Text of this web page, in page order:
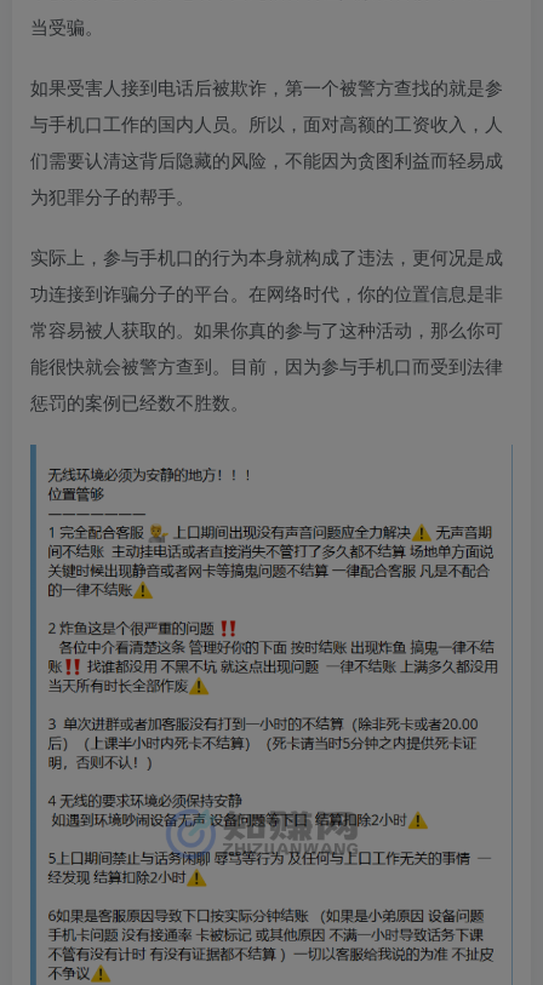
当受骗。
如果受害人接到电话后被欺诈，第一个被警方查找的就是参
与手机口工作的国内人员。所以，面对高额的工资收入，人
们需要认清这背后隐藏的风险，不能因为贪图利益而轻易成
为犯罪分子的帮手。
实际上，参与手机口的行为本身就构成了违法，更何况是成
功连接到诈骗分子的平台。在网络时代，你的位置信息是非
常容易被人获取的。如果你真的参与了这种活动，那么你可
能很快就会被警方查到。目前，因为参与手机口而受到法律
惩罚的案例已经数不胜数。